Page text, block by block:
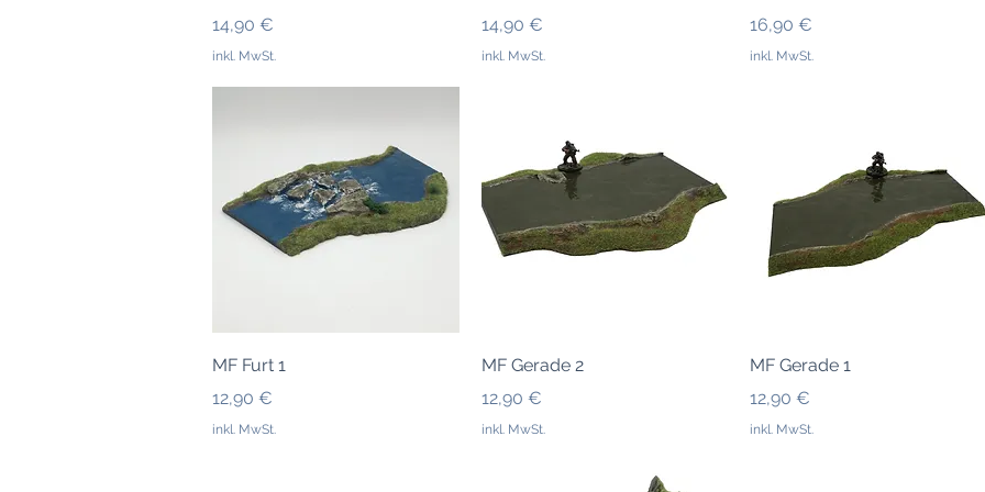
Preis
14,90 €
inkl. MwSt.
Preis
14,90 €
inkl. MwSt.
Preis
16,90 €
inkl. MwSt.
Schnellansicht
MF Furt 1
Preis
12,90 €
inkl. MwSt.
Schnellansicht
MF Gerade 2
Preis
12,90 €
inkl. MwSt.
Schnellansicht
MF Gerade 1
Preis
12,90 €
inkl. MwSt.